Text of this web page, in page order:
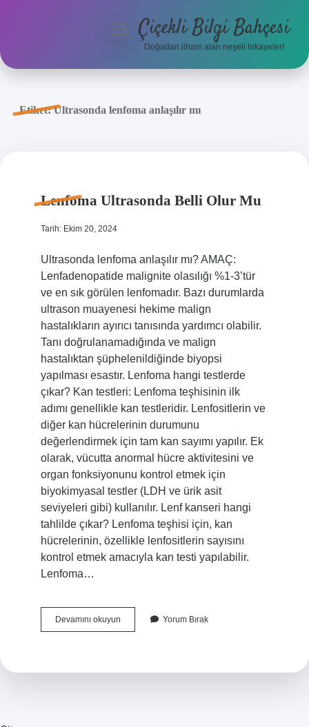
Anasayfa
menüyüÇiçekli Bilgi Bahçesi
Doğadan ilham alan neşeli hikayeler!
Etiket:Ultrasonda lenfoma anlaşılır mı
Lenfoma Ultrasonda Belli Olur Mu
Tarih: Ekim 20, 2024
Ultrasonda lenfoma anlaşılır mı? AMAÇ:
Lenfadenopatide malignite olasılığı %1-3’tür
ve en sık görülen lenfomadır. Bazı durumlarda
ultrason muayenesi hekime malign
hastalıkların ayırıcı tanısında yardımcı olabilir.
Tanı doğrulanamadığında ve malign
hastalıktan şüphelenildiğinde biyopsi
yapılması esastır. Lenfoma hangi testlerde
çıkar? Kan testleri: Lenfoma teşhisinin ilk
adımı genellikle kan testleridir. Lenfositlerin ve
diğer kan hücrelerinin durumunu
değerlendirmek için tam kan sayımı yapılır. Ek
olarak, vücutta anormal hücre aktivitesini ve
organ fonksiyonunu kontrol etmek için
biyokimyasal testler (LDH ve ürik asit
seviyeleri gibi) kullanılır. Lenf kanseri hangi
tahlilde çıkar? Lenfoma teşhisi için, kan
hücrelerinin, özellikle lenfositlerin sayısını
kontrol etmek amacıyla kan testi yapılabilir.
Lenfoma…
Devamını okuyunLenfoma
Ultrasonda
Yorum Bırak